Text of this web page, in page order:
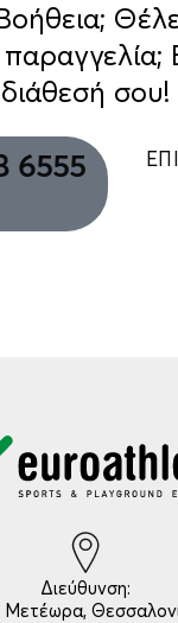
διάθεσή σου!
6555
Διεύθυνση:
Μετέωρα,